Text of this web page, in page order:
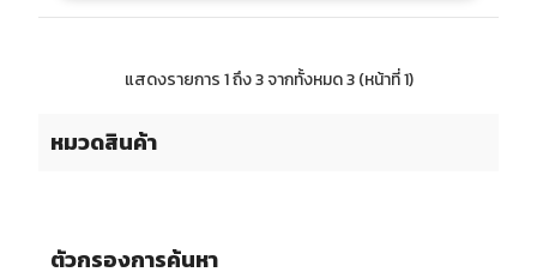
หมวดสินค้า
ตัวกรองการค้นหา
แสดงรายการ 1 ถึง 3 จากทั้งหมด 3 (หน้าที่ 1)